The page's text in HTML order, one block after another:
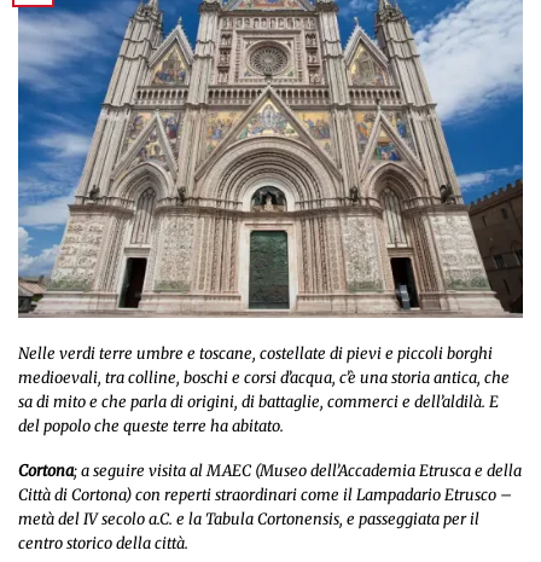
Nelle verdi terre umbre e toscane, costellate di pievi e piccoli borghi
medioevali, tra colline, boschi e corsi d’acqua, c’è una storia antica, che
sa di mito e che parla di origini, di battaglie, commerci e dell’aldilà. E
del popolo che queste terre ha abitato.
Cortona; a seguire visita al MAEC (Museo dell’Accademia Etrusca e della
Città di Cortona) con reperti straordinari come il Lampadario Etrusco –
metà del IV secolo a.C. e laTabula Cortonensis, e passeggiata per il
centro storico della città.